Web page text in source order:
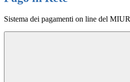
Sistema dei pagamenti on line del MIUR